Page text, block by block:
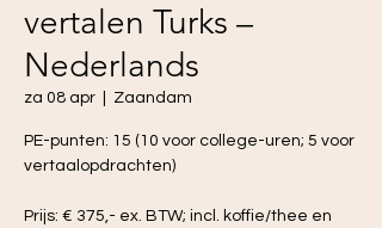
vertalen Turks –
Nederlands
za 08 apr Zaandam
PE-punten: 15 (10 voor college-uren; 5 voor
vertaalopdrachten)
Prijs: € 375,- ex. BTW; incl. koffie/thee en